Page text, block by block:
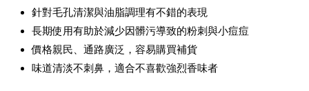
針對毛孔清潔與油脂調理有不錯的表現
長期使用有助於減少因髒污導致的粉刺與小痘痘
價格親民、通路廣泛，容易購買補貨
味道清淡不刺鼻，適合不喜歡強烈香味者